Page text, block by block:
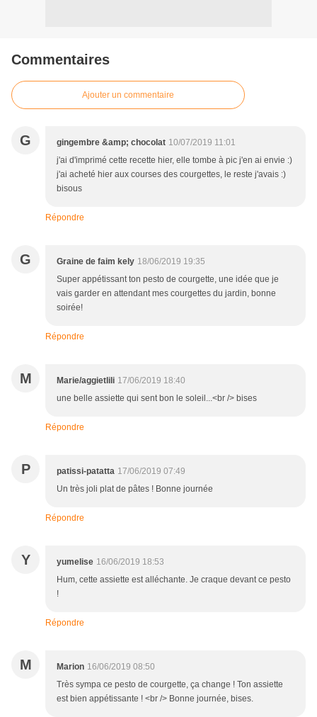
Commentaires
Ajouter un commentaire
G gingembre &amp; chocolat 10/07/2019 11:01
j'ai d'imprimé cette recette hier, elle tombe à pic j'en ai envie :)
j'ai acheté hier aux courses des courgettes, le reste j'avais :)
bisous
Répondre
G Graine de faim kely 18/06/2019 19:35
Super appétissant ton pesto de courgette, une idée que je
vais garder en attendant mes courgettes du jardin, bonne
soirée!
Répondre
M Marie/aggietlili 17/06/2019 18:40
une belle assiette qui sent bon le soleil...<br /> bises
Répondre
P patissi-patatta 17/06/2019 07:49
Un très joli plat de pâtes ! Bonne journée
Répondre
Y yumelise 16/06/2019 18:53
Hum, cette assiette est alléchante. Je craque devant ce pesto
!
Répondre
M Marion 16/06/2019 08:50
Très sympa ce pesto de courgette, ça change ! Ton assiette
est bien appétissante ! <br /> Bonne journée, bises.